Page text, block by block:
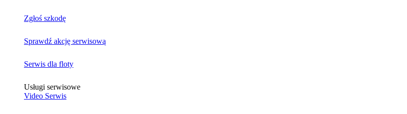
Zgłoś szkodę
Sprawdź akcję serwisową
Serwis dla floty
Usługi serwisowe
Video Serwis